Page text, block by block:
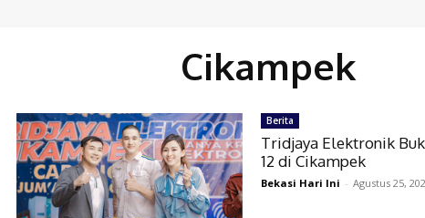
Cikampek
Berita
Tridjaya Elektronik
12 di Cikampek
Bekasi Hari Ini - Agustus 25,